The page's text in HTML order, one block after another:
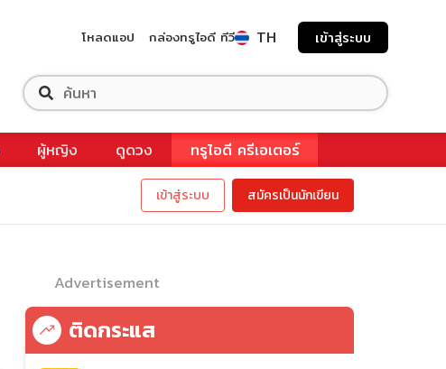
โหลดแอป กล่องทรูไอดี ทีวี TH เข้าสู่ระบบ
ผู้หญิง ดูดวง ทรูไอดี ครีเอเตอร์
เข้าสู่ระบบ สมัครเป็นนักเขียน
Advertisement
ติดกระแส